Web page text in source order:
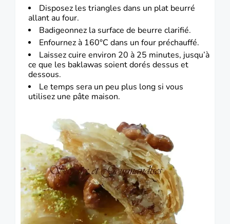
Disposez les triangles dans un plat beurré
allant au four.
Badigeonnez la surface de beurre clarifié.
Enfournez à 160°C dans un four préchauffé.
Laissez cuire environ 20 à 25 minutes, jusqu’à
ce que les baklawas soient dorés dessus et
dessous.
Le temps sera un peu plus long si vous
utilisez une pâte maison.